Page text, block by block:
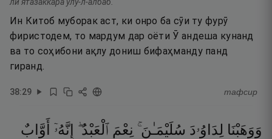
Ин Китоб муборак аст, ки онро ба сӯи ту фурӯ
фиристодем, то мардум дар оёти Ӯ андеша кунанд
ва то соҳибони ақлу дониш бифаҳманду панд
гиранд.
38:29 тафсир
وَوَهَبْنَا لِدَاوُۥدَ سُلَيْمَـٰنَ ۚ نِعْمَ ٱلْعَبْدُ ۖ إِنَّهُۥٓ
أَوَّابٌ